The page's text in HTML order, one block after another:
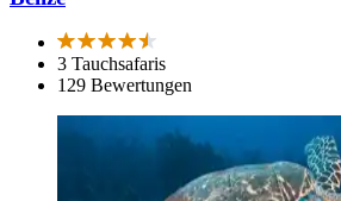
3 Tauchsafaris
129 Bewertungen